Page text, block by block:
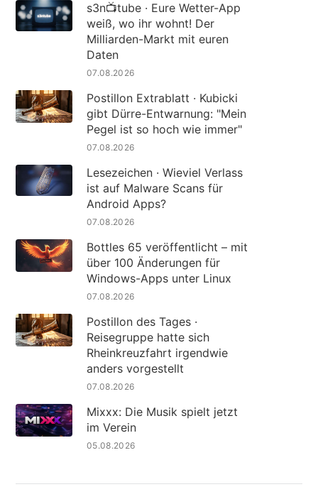
s3n📺tube · Eure Wetter-App
weiß, wo ihr wohnt! Der
Milliarden-Markt mit euren
Daten
07.08.2026
Postillon Extrablatt · Kubicki
gibt Dürre-Entwarnung: "Mein
Pegel ist so hoch wie immer"
07.08.2026
Lesezeichen · Wieviel Verlass
ist auf Malware Scans für
Android Apps?
07.08.2026
Bottles 65 veröffentlicht – mit
über 100 Änderungen für
Windows-Apps unter Linux
07.08.2026
Postillon des Tages ·
Reisegruppe hatte sich
Rheinkreuzfahrt irgendwie
anders vorgestellt
07.08.2026
Mixxx: Die Musik spielt jetzt
im Verein
05.08.2026